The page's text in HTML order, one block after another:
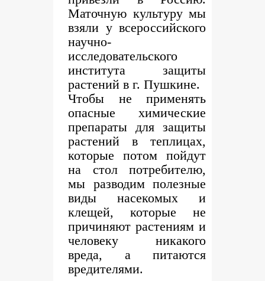
Маточную культуру мы
взяли у всероссийского
научно-
исследовательского
института защиты
растений в г. Пушкине.
Чтобы не применять
опасные химические
препараты для защиты
растений в теплицах,
которые потом пойдут
на стол потребителю,
мы разводим полезные
виды насекомых и
клещей, которые не
причиняют растениям и
человеку никакого
вреда, а питаются
вредителями.